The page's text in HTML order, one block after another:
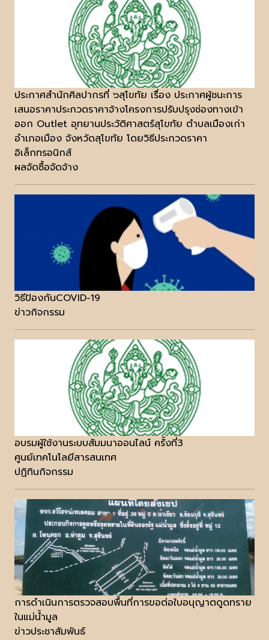
ประกาศสำนักศิลปากรที่ ๖สุโขทัย เรื่อง ประกาศผู้ชนะการ
เสนอราคาประกวดราคาจ้างโครงการปรับปรุงช่องทางเข้า
ออก Outlet อุทยานประวัติศาสตร์สุโขทัย ตำบลเมืองเก่า
อำเภอเมือง จังหวัดสุโขทัย โดยวิธีประกวดราคา
อิเล็กทรอนิกส์
ผลจัดซื้อจัดจ้าง
วิธีป้องกันCOVID-19
ข่าวกิจกรรม
อบรมผู้ใช้งานระบบสัมมนาออนไลน์ ครั้งที่3
ศูนย์เทคโนโลยีสารสนเทศ
ปฏิทินกิจกรรม
การดำเนินการตรวจสอบพื้นที่การขอต่อใบอนุญาตดูดทราย
ในแม่น้ำมูล
ข่าวประชาสัมพันธ์